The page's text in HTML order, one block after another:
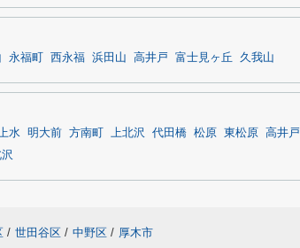
永福町 西永福 浜田山 高井戸 富士見ヶ丘 久我山
水 明大前 方南町 上北沢 代田橋 松原 東松原 高井戸
/ 世田谷区 / 中野区 / 厚木市